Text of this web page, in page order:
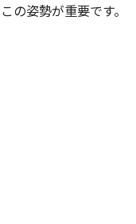
この姿勢が重要です。